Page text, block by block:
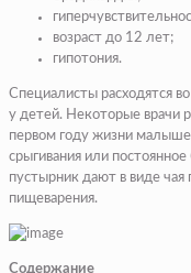
возраст до 12 лет;
гипотония.
Специалисты расходятся
у детей. Некоторые врачи
первом году жизни
срыгивания или
пустырник дают в виде чая
пищеварения.
Содержание